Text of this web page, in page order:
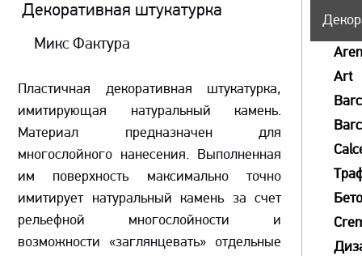
Декоративная штукатурка
Микс Фактура
Пластичная декоративная штукатурка,
имитирующая натуральный камень.
Материал предназначен для
многослойного нанесения. Выполненная
им поверхность максимально точно
имитирует натуральный камень за счет
рельефной многослойности и
возможности «заглянцевать» отдельные
Art